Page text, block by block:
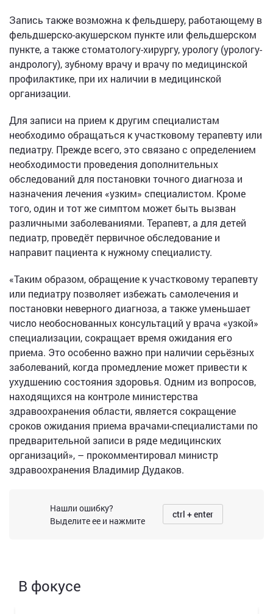
Запись также возможна к фельдшеру, работающему в
фельдшерско-акушерском пункте или фельдшерском
пункте, а также стоматологу-хирургу, урологу (урологу-
андрологу), зубному врачу и врачу по медицинской
профилактике, при их наличии в медицинской
организации.
Для записи на прием к другим специалистам
необходимо обращаться к участковому терапевту или
педиатру. Прежде всего, это связано с определением
необходимости проведения дополнительных
обследований для постановки точного диагноза и
назначения лечения «узким» специалистом. Кроме
того, один и тот же симптом может быть вызван
различными заболеваниями. Терапевт, а для детей
педиатр, проведёт первичное обследование и
направит пациента к нужному специалисту.
«Таким образом, обращение к участковому терапевту
или педиатру позволяет избежать самолечения и
постановки неверного диагноза, а также уменьшает
число необоснованных консультаций у врача «узкой»
специализации, сокращает время ожидания его
приема. Это особенно важно при наличии серьёзных
заболеваний, когда промедление может привести к
ухудшению состояния здоровья. Одним из вопросов,
находящихся на контроле министерства
здравоохранения области, является сокращение
сроков ожидания приема врачами-специалистами по
предварительной записи в ряде медицинских
организаций», – прокомментировал министр
здравоохранения Владимир Дудаков.
Нашли ошибку?
Выделите ее и нажмите
ctrl + enter
В фокусе